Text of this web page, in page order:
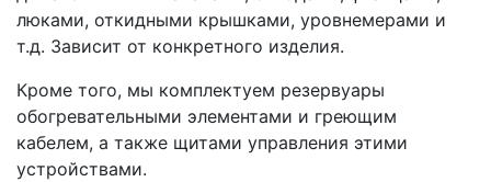
люками, откидными крышками, уровнемерами и
т.д. Зависит от конкретного изделия.
Кроме того, мы комплектуем резервуары
обогревательными элементами и греющим
кабелем, а также щитами управления этими
устройствами.